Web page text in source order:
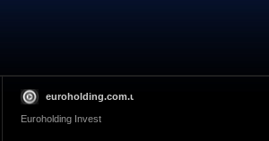
euroholding.com.ua
Euroholding Invest